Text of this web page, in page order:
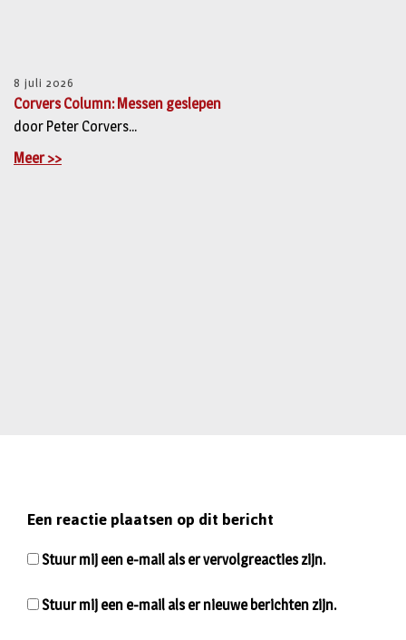
8 juli 2026
Corvers Column: Messen geslepen
door Peter Corvers...
Meer >>
Een reactie plaatsen op dit bericht
Stuur mij een e-mail als er vervolgreacties zijn.
Stuur mij een e-mail als er nieuwe berichten zijn.